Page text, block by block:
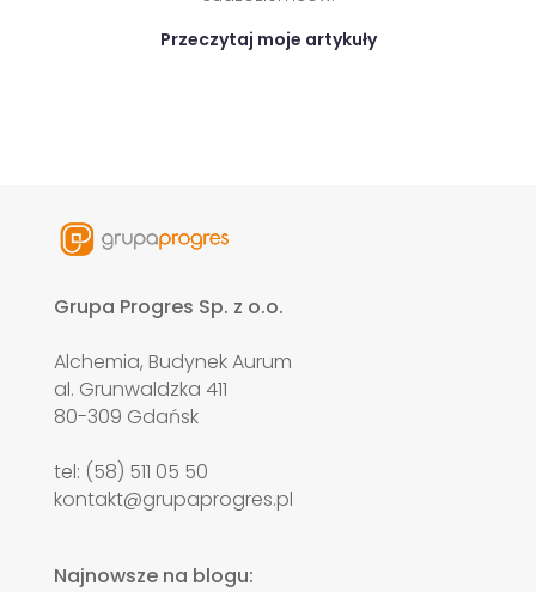
Przeczytaj moje artykuły
Grupa Progres Sp. z o.o.
Alchemia, Budynek Aurum
al. Grunwaldzka 411
80-309 Gdańsk
tel: (58) 511 05 50
kontakt@grupaprogres.pl
Najnowsze na blogu: